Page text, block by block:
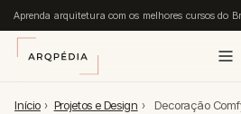
Aprenda arquitetura com os melhores cursos do
Início › Projetos e Design ›
Decoração